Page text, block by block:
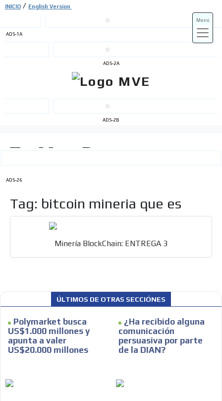
ADS-1A
ADS-2A
ADS-2B
Menú
INICIO / English Version
ADS-26
Tag: bitcoin mineria que es
Minería BlockChain: ENTREGA 3
ÚLTIMOS DE OTRAS SECCIÓNES
Polymarket busca
US$1.000 millones y
apunta a valer
US$20.000 millones
¿Ha recibido alguna
comunicación
persuasiva por parte
de la DIAN?